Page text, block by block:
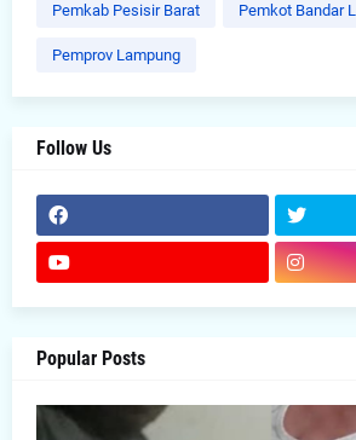
Pemkab Pesisir Barat Pemkot Bandar
Pemprov Lampung
Follow Us
Popular Posts